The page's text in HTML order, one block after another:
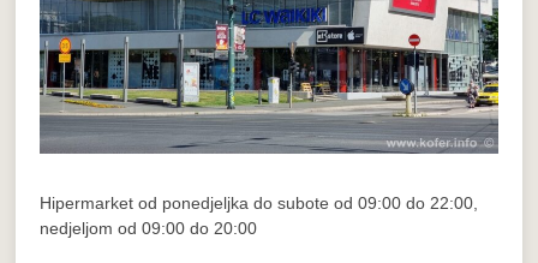
Hipermarket od ponedjeljka do subote od 09:00 do 22:00,
nedjeljom od 09:00 do 20:00